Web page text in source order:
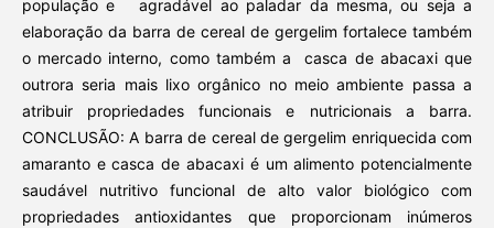
população e agradável ao paladar da mesma, ou seja a
elaboração da barra de cereal de gergelim fortalece também
o mercado interno, como também a casca de abacaxi que
outrora seria mais lixo orgânico no meio ambiente passa a
atribuir propriedades funcionais e nutricionais a barra.
CONCLUSÃO: A barra de cereal de gergelim enriquecida com
amaranto e casca de abacaxi é um alimento potencialmente
saudável nutritivo funcional de alto valor biológico com
propriedades antioxidantes que proporcionam inúmeros